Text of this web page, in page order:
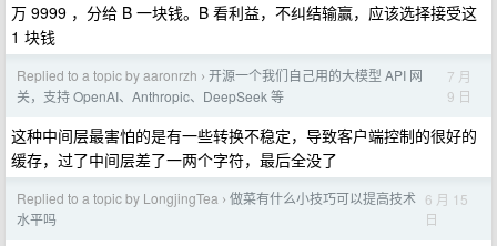
万 9999 ，分给 B 一块钱。B 看利益，不纠结输赢，应该选择接受这
1 块钱
Replied to a topic by aaronrzh › 开源一个我们自己用的大模型 API 网
关，支持 OpenAI、Anthropic、DeepSeek 等
7 月
9 日
这种中间层最害怕的是有一些转换不稳定，导致客户端控制的很好的
缓存，过了中间层差了一两个字符，最后全没了
Replied to a topic by LongjingTea › 做菜有什么小技巧可以提高技术
水平吗
6 月 15
日